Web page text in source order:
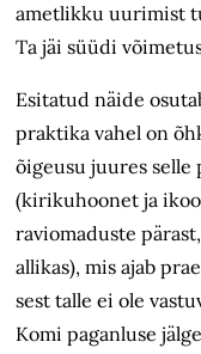
ametlikku uurimist
Ta jäi süüdi
Esitatud näide
praktika vahel on
õigeusu juures
(kirikuhoonet ja
raviomaduste
allikas), mis ajab
sest talle ei ole
Komi paganluse